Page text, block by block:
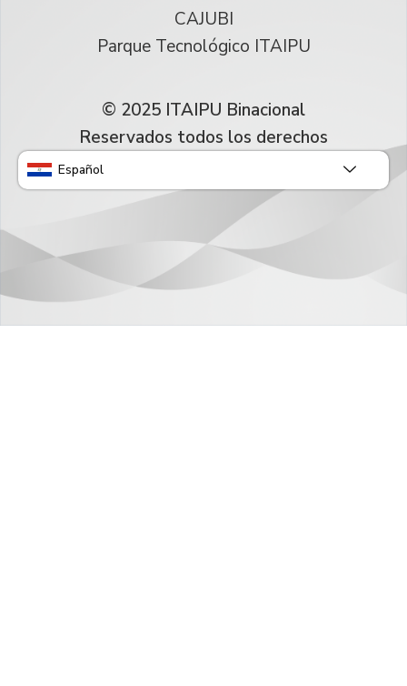
CAJUBI
Parque Tecnológico ITAIPU
© 2025 ITAIPU Binacional
Reservados todos los derechos
Español